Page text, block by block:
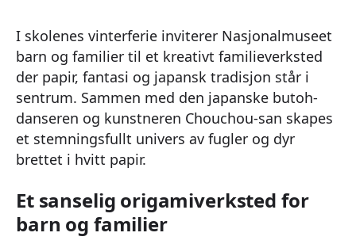
I skolenes vinterferie inviterer Nasjonalmuseet
barn og familier til et kreativt familieverksted
der papir, fantasi og japansk tradisjon står i
sentrum. Sammen med den japanske butoh-
danseren og kunstneren Chouchou-san skapes
et stemningsfullt univers av fugler og dyr
brettet i hvitt papir.
Et sanselig origamiverksted for
barn og familier